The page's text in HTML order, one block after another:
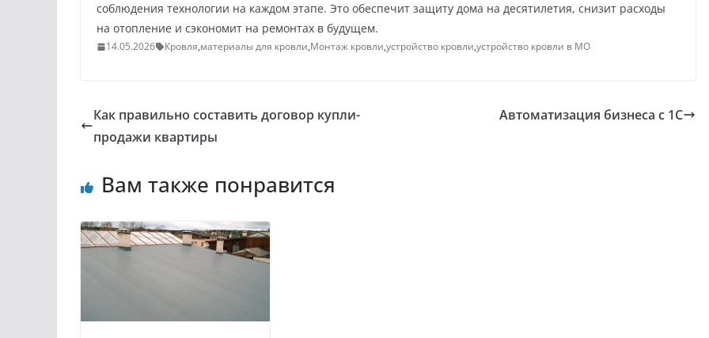
соблюдения технологии на каждом этапе. Это обеспечит защиту дома на десятилетия, снизит расходы
на отопление и сэкономит на ремонтах в будущем.
14.05.2026 Кровля,материалы для кровли,Монтаж кровли,устройство кровли,устройство кровли в МО
Как правильно составить договор купли-
продажи квартиры
Автоматизация бизнеса с 1С
Вам также понравится